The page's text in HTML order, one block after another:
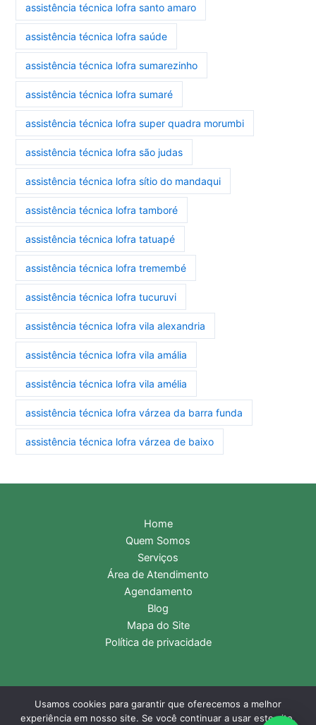
assistência técnica lofra santo amaro
assistência técnica lofra saúde
assistência técnica lofra sumarezinho
assistência técnica lofra sumaré
assistência técnica lofra super quadra morumbi
assistência técnica lofra são judas
assistência técnica lofra sítio do mandaqui
assistência técnica lofra tamboré
assistência técnica lofra tatuapé
assistência técnica lofra tremembé
assistência técnica lofra tucuruvi
assistência técnica lofra vila alexandria
assistência técnica lofra vila amália
assistência técnica lofra vila amélia
assistência técnica lofra várzea da barra funda
assistência técnica lofra várzea de baixo
Home
Quem Somos
Serviços
Área de Atendimento
Agendamento
Blog
Mapa do Site
Política de privacidade
Copyright © 2026 Assistência Técnica Lofra | Central de
Usamos cookies para garantir que oferecemos a melhor
experiência em nosso site. Se você continuar a usar este site,